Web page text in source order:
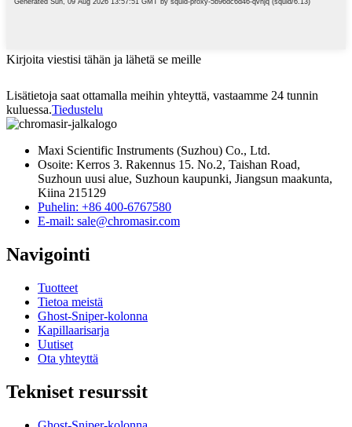
Kirjoita viestisi tähän ja lähetä se meille
Lisätietoja saat ottamalla meihin yhteyttä, vastaamme 24 tunnin
kuluessa.Tiedustelu
Maxi Scientific Instruments (Suzhou) Co., Ltd.
Osoite: Kerros 3. Rakennus 15. No.2, Taishan Road,
Suzhoun uusi alue, Suzhoun kaupunki, Jiangsun maakunta,
Kiina 215129
Puhelin: +86 400-6767580
E-mail: sale@chromasir.com
Navigointi
Tuotteet
Tietoa meistä
Ghost-Sniper-kolonna
Kapillaarisarja
Uutiset
Ota yhteyttä
Tekniset resurssit